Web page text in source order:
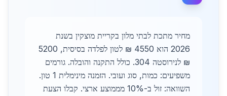
מחיר מתכת לבתי מלון בקריית מוצקין בשנת
2026 הוא 4550 ₪ לטון לפלדה בסיסית, 5200
₪ לנירוסטה 304. כולל התקנה והובלה. גורמים
משפיעים: כמות, סוג ועובי. הזמנה מינימלית 1 טון.
השוואה: זול ב-10% מממוצע ארצי. קבלו הצעת